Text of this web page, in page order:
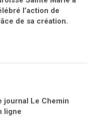
l’action de
de sa création.
journal Le Chemin
ligne